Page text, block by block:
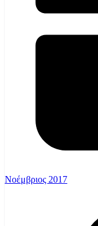
Νοέμβριος 2017